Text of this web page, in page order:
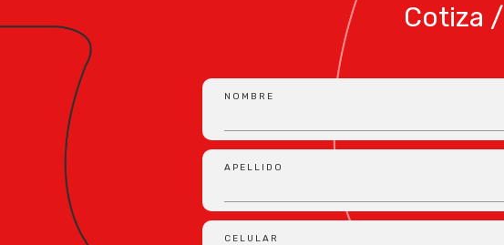
Cotiza
NOMBRE
APELLIDO
CELULAR